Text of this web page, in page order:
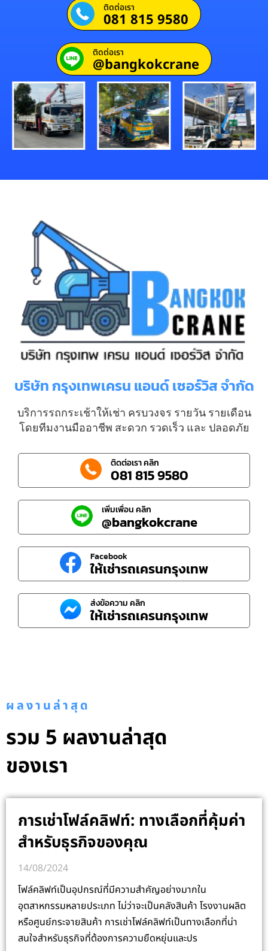
ติดต่อเรา
081 815 9580
ติดต่อเรา
@bangkokcrane
บริษัท กรุงเทพเครน แอนด์ เซอร์วิส จำกัด
บริการรถกระเช้าให้เช่า ครบวงจร รายวัน รายเดือน
โดยทีมงานมืออาชีพ สะดวก รวดเร็ว และ ปลอดภัย
ติดต่อเรา คลิก
081 815 9580
เพิ่มเพื่อน คลิก
@bangkokcrane
Facebook
ให้เช่ารถเครนกรุงเทพ
ส่งข้อความ คลิก
ให้เช่ารถเครนกรุงเทพ
ผลงานล่าสุด
รวม 5 ผลงานล่าสุด
ของเรา
การเช่าโฟล์คลิฟท์: ทางเลือกที่คุ้มค่า
สำหรับธุรกิจของคุณ
14/08/2024
โฟล์คลิฟท์เป็นอุปกรณ์ที่มีความสำคัญอย่างมากใน
อุตสาหกรรมหลายประเภท ไม่ว่าจะเป็นคลังสินค้า โรงงานผลิต
หรือศูนย์กระจายสินค้า การเช่าโฟล์คลิฟท์เป็นทางเลือกที่น่า
สนใจสำหรับธุรกิจที่ต้องการความยืดหยุ่นและปร